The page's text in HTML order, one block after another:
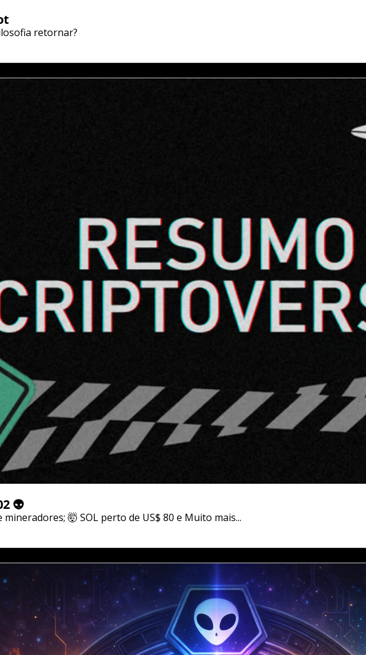
retornar?
👽
🤯 SOL perto de US$ 80 e Muito mais...